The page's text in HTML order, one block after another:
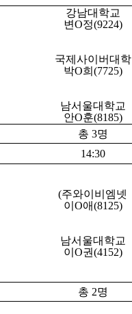
강남대학교
변O정(9224)
국제사이버대학
박O희 (7725)
남서울대학교
안O훈(8185)
총 3명
14:30
(주와이비엠넷
이 O애(8125)
남서울대학교
이 O권(4152)
총 2명